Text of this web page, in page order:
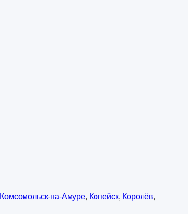
Комсомольск-на-Амуре, Копейск, Королёв,